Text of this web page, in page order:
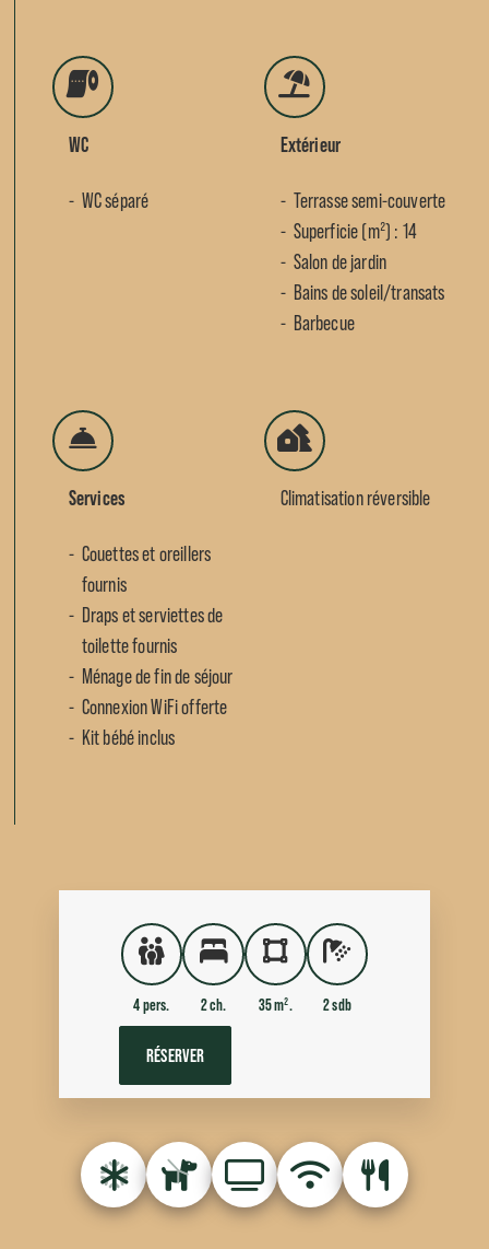
WC
WC séparé
Extérieur
Terrasse semi-couverte
Superficie (m²) : 14
Salon de jardin
Bains de soleil/transats
Barbecue
Services
Couettes et oreillers
fournis
Draps et serviettes de
toilette fournis
Ménage de fin de séjour
Connexion WiFi offerte
Kit bébé inclus
Climatisation réversible
4 pers. 2 ch. 35 m². 2 sdb
RÉSERVER